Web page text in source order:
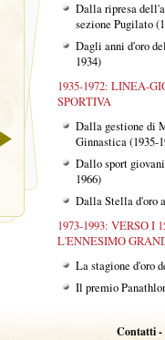
Dalla ripresa
sezione Pugilato
Dagli anni d'oro
1934)
1935-1972: LINEA-
SPORTIVA
Dalla gestione di
Ginnastica (1935-
Dallo sport
1966)
Dalla Stella d'oro
1973-1993: VERSO
L'ENNESIMO
La stagione d'oro
Il premio
Contatti -